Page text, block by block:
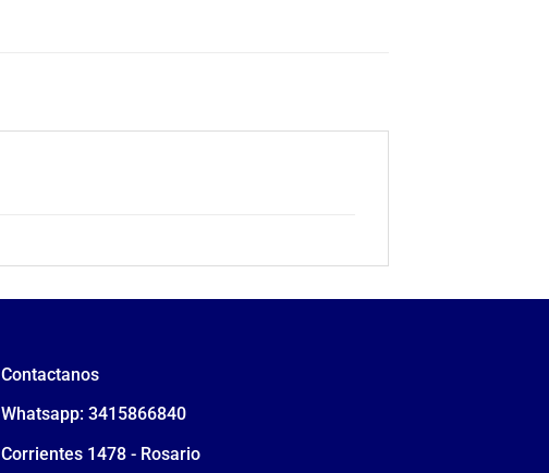
Contactanos
Whatsapp: 3415866840
Corrientes 1478 - Rosario